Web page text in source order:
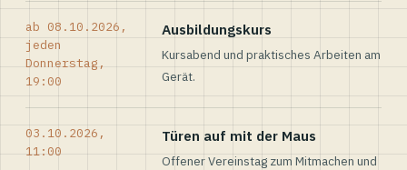
ab 08.10.2026,
jeden
Donnerstag,
19:00
Ausbildungskurs
Kursabend und praktisches Arbeiten am
Gerät.
03.10.2026,
11:00
Türen auf mit der Maus
Offener Vereinstag zum Mitmachen und